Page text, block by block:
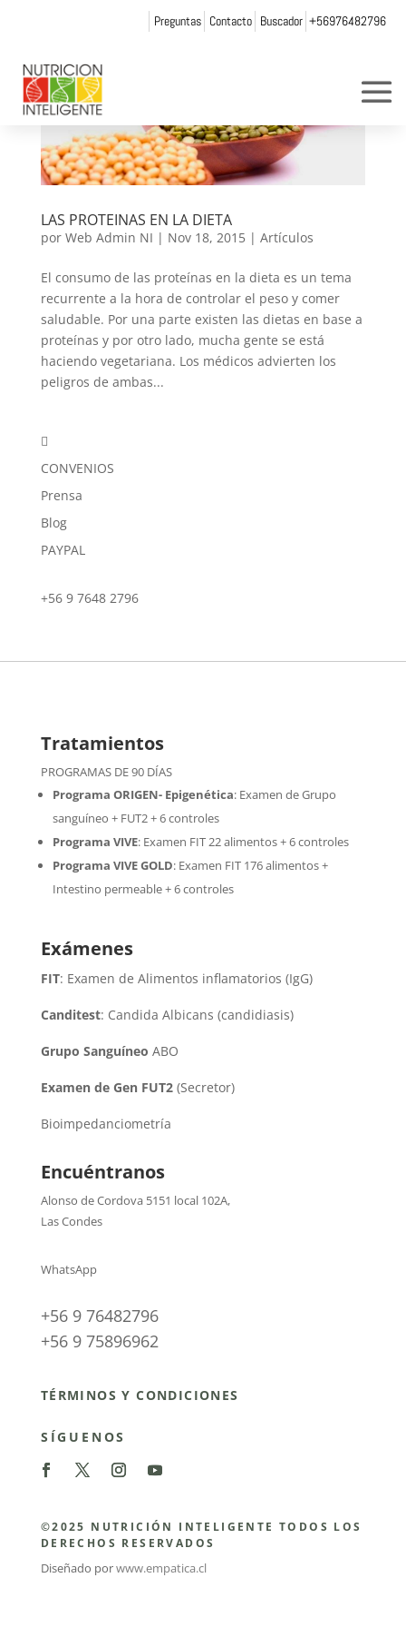
Preguntas Contacto Buscador +56976482796
LAS PROTEINAS EN LA DIETA
por Web Admin NI | Nov 18, 2015| Artículos
El consumo de las proteínas en la dieta es un tema
recurrente a la hora de controlar el peso y comer
saludable. Por una parte existen las dietas en base a
proteínas y por otro lado, mucha gente se está
haciendo vegetariana. Los médicos advierten los
peligros de ambas...

CONVENIOS
Prensa
Blog
PAYPAL
+56 9 7648 2796
Tratamientos
PROGRAMAS DE 90 DÍAS
Programa ORIGEN- Epigenética:Examen de Grupo
sanguíneo + FUT2 + 6 controles
Programa VIVE: Examen FIT 22 alimentos + 6 controles
Programa VIVE GOLD: Examen FIT 176 alimentos +
Intestino permeable + 6 controles
Exámenes
FIT: Examen de Alimentos inflamatorios (IgG)
Canditest: Candida Albicans (candidiasis)
Grupo Sanguíneo ABO
Examen de Gen FUT2(Secretor)
Bioimpedanciometría
Encuéntranos
Alonso de Cordova 5151 local 102A,
Las Condes
WhatsApp
+56 9 76482796
+56 9 75896962
TÉRMINOS Y CONDICIONES
SÍGUENOS
©2025 NUTRICIÓN INTELIGENTE TODOS LOS
DERECHOS RESERVADOS
Diseñado porwww.empatica.cl